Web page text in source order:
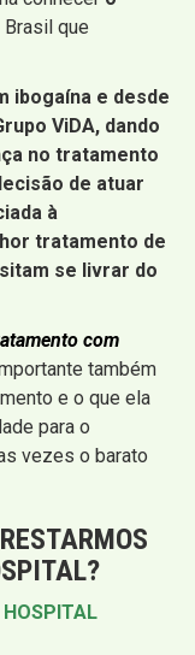
Brasil que
ibogaína e desde
ViDA, dando
no tratamento
de atuar
à
tratamento de
se livrar do
com
também
e o que ela
para o
vezes o barato
HOSPITAL